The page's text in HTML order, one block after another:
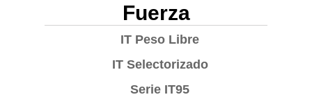
Fuerza
IT Peso Libre
IT Selectorizado
Serie IT95